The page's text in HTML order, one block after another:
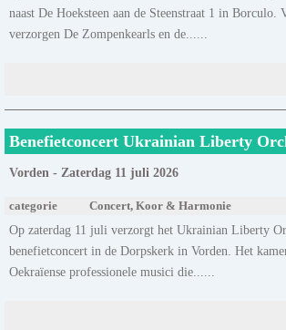
naast De Hoeksteen aan de Steenstraat 1 in Borculo.
verzorgen De Zompenkearls en de......
Benefietconcert Ukrainian Liberty
Vorden - Zaterdag 11 juli 2026
categorie Concert, Koor & Harmonie
Op zaterdag 11 juli verzorgt het Ukrainian Liberty
benefietconcert in de Dorpskerk in Vorden. Het
Oekraïense professionele musici die......